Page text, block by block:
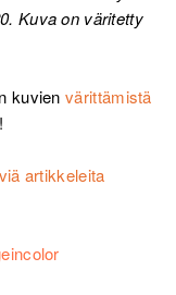
Kuva on väritetty
kuvienvärittämistä
artikkeleita